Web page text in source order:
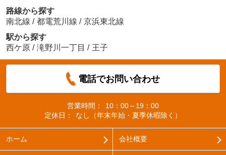
路線から探す
南北線 / 都電荒川線 / 京浜東北線
駅から探す
西ケ原 / 滝野川一丁目 / 王子
電話でお問い合わせ
営業時間：
10：00～19：00
定休日：
なし（年末年始・夏季休暇除く）
ホーム 会社概要